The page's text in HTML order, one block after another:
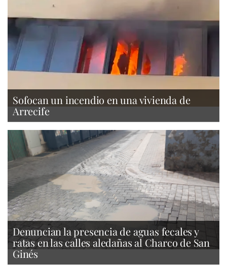
Sofocan un incendio en una vivienda de
Arrecife
Denuncian la presencia de aguas fecales y
ratas en las calles aledañas al Charco de San
Ginés